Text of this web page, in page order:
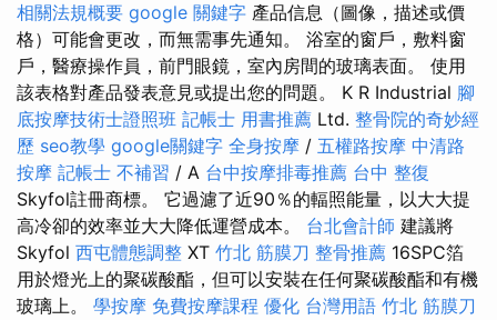
相關法規概要 google 關鍵字 產品信息（圖像，描述或價
格）可能會更改，而無需事先通知。 浴室的窗戶，敷料窗
戶，醫療操作員，前門眼鏡，室內房間的玻璃表面。 使用
該表格對產品發表意見或提出您的問題。 K R Industrial 腳
底按摩技術士證照班 記帳士 用書推薦 Ltd. 整骨院的奇妙經
歷 seo教學 google關鍵字 全身按摩 / 五權路按摩 中清路
按摩 記帳士 不補習 / A 台中按摩排毒推薦 台中 整復
Skyfol註冊商標。 它過濾了近90％的輻照能量，以大大提
高冷卻的效率並大大降低運營成本。 台北會計師 建議將
Skyfol 西屯體態調整 XT 竹北 筋膜刀 整骨推薦 16SPC箔
用於燈光上的聚碳酸酯，但可以安裝在任何聚碳酸酯和有機
玻璃上。 學按摩 免費按摩課程 優化 台灣用語 竹北 筋膜刀